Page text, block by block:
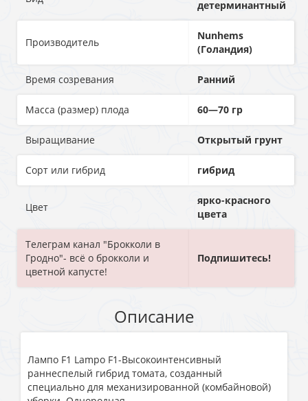
детерминантный
Производитель
Nunhems
(Голандия)
Время созревания Ранний
Масса (размер) плода 60—70 гр
Выращивание Открытый грунт
Сорт или гибрид гибрид
Цвет
ярко-красного
цвета
Телеграм канал "Брокколи в
Гродно"- всё о брокколи и
цветной капусте!
Подпишитесь!
Описание
Лампо F1 Lampo F1-Высокоинтенсивный
раннеспелый гибрид томата, созданный
специально для механизированной (комбайновой)